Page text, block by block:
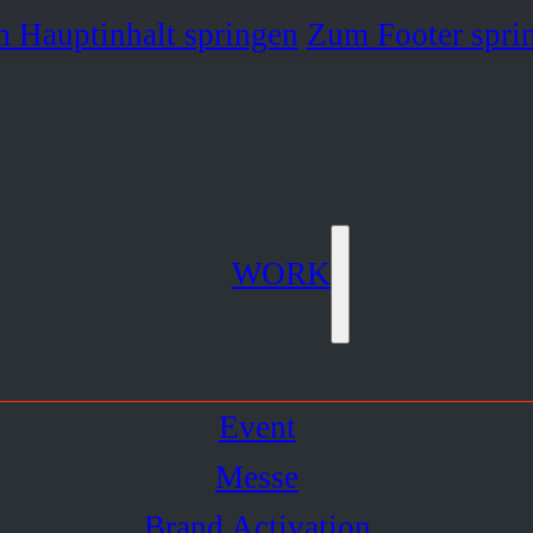
Hauptinhalt springen Zum Footer
WORK
Event
Messe